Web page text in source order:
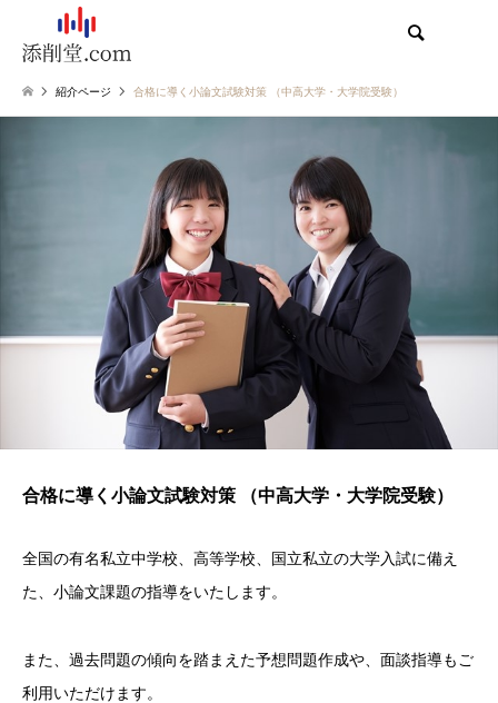
紹介ページ 合格に導く小論文試験対策 （中高大学・大学院受験）
合格に導く小論文試験対策 （中高大学・大学院受験）
全国の有名私立中学校、高等学校、国立私立の大学入試に備え
た、小論文課題の指導をいたします。
また、過去問題の傾向を踏まえた予想問題作成や、面談指導もご
利用いただけます。